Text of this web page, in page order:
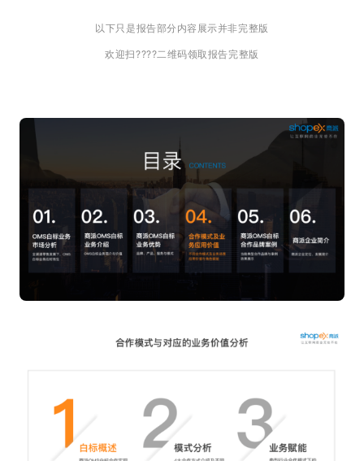
以下只是报告部分内容展示并非完整版
欢迎扫????二维码领取报告完整版